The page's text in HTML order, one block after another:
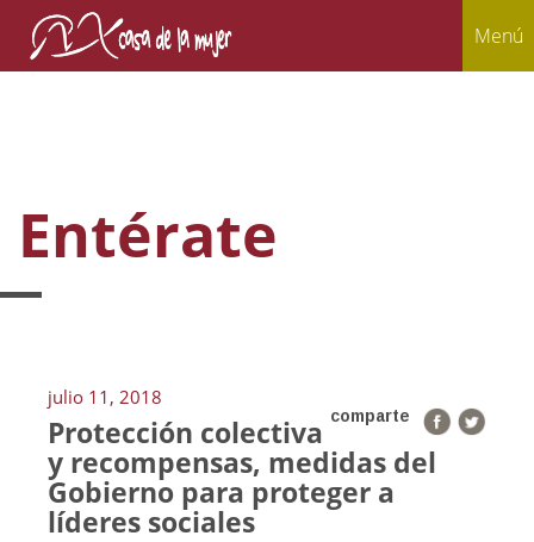
Menú
Entérate
julio 11, 2018
comparte
Protección colectiva
y recompensas, medidas del
Gobierno para proteger a
líderes sociales